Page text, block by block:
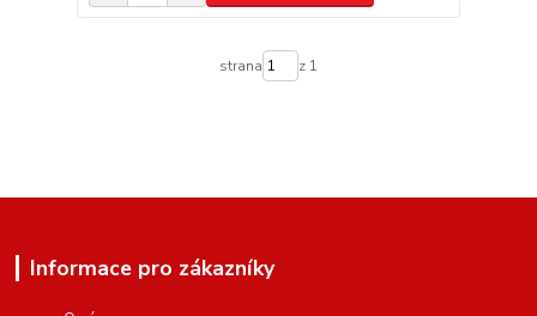
strana z 1
Informace pro zákazníky